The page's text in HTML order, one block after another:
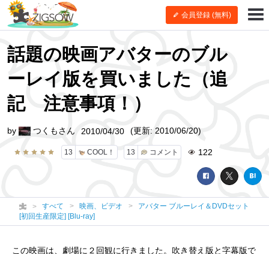
会員登録 (無料)
話題の映画アバターのブル
ーレイ版を買いました（追
記 注意事項！）
13 COOL！ 13 コメント 122
by つくもさん 2010/04/30 (更新: 2010/06/20)
すべて 映画、ビデオ
アバター ブルーレイ＆DVDセット
[初回生産限定] [Blu-ray]
この映画は、劇場に２回観に行きました。吹き替え版と字幕版で